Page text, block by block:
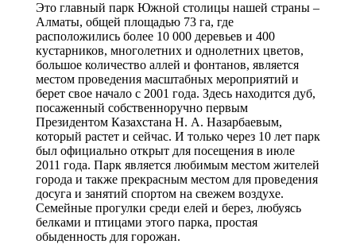
Это главный парк Южной столицы нашей страны –
Алматы, общей площадью 73 га, где
расположились более 10 000 деревьев и 400
кустарников, многолетних и однолетних цветов,
большое количество аллей и фонтанов, является
местом проведения масштабных мероприятий и
берет свое начало с 2001 года. Здесь находится дуб,
посаженный собственноручно первым
Президентом Казахстана Н. А. Назарбаевым,
который растет и сейчас. И только через 10 лет парк
был официально открыт для посещения в июле
2011 года. Парк является любимым местом жителей
города и также прекрасным местом для проведения
досуга и занятий спортом на свежем воздухе.
Семейные прогулки среди елей и берез, любуясь
белками и птицами этого парка, простая
обыденность для горожан.